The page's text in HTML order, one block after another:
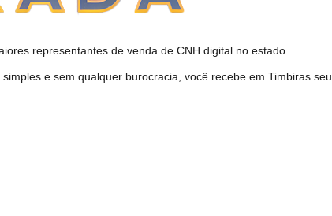
representantes de venda de CNH digital no estado.
e sem qualquer burocracia, você recebe em Timbiras seu